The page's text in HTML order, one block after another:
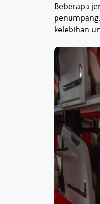
Beberapa
kelebihan